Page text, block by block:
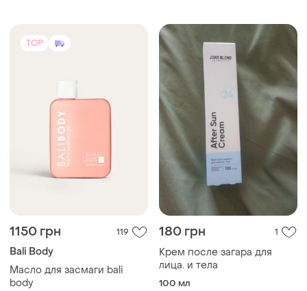
TOP
1150 грн 119
Bali Body
Масло для засмаги bali
body
180 грн 1
Крем после загара для
лица. и тела
100 мл